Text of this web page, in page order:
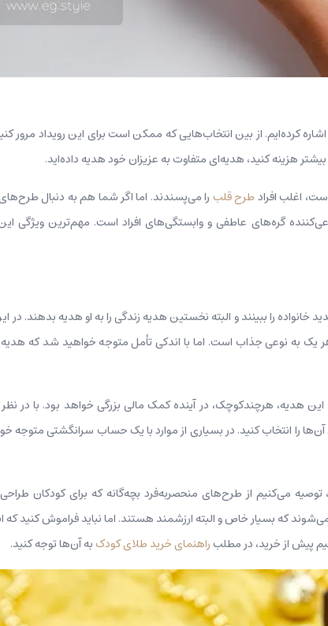
اشاره کرده‌ایم. از بین انتخاب‌هایی که ممکن است برای این رویداد مرور
هزینه کنید، هدیه‌ای متفاوت به عزیزان خود هدیه‌ داده‌اید.
اغلب افراد طرح قلب را می‌پسندند. اما اگر شما هم به دنبال
گره‌های عاطفی و وابستگی‌های افراد است. مهم‌ترین ویژگی‌
را ببینند و البته نخستین هدیه زندگی را به او هدیه بدهند.
یک به نوعی جذاب است. اما با اندکی تأمل متوجه خواهید شد که هدیه
هدیه، هرچندکوچک، در آینده کمک مالی بزرگی خواهد بود. با در نظر
را انتخاب کنید. در بسیاری از موارد با یک حساب‌ سرانگشتی متوجه
می‌کنیم از طرح‌های منحصربه‌فرد بچه‌گانه که برای کودکان
که بسیار خاص و البته ارزشمند هستند. اما نباید فراموش کنید که
پیش از خرید، در مطلبراهنمای خرید طلای کودکبه آن‌ها توجه کنید.